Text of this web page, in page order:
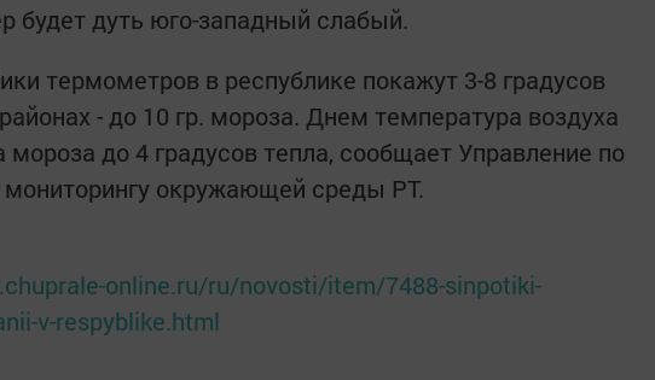
будет дуть юго-западный слабый.
термометров в республике покажут 3-8 градусов
- до 10 гр. мороза. Днем температура воздуха
мороза до 4 градусов тепла, сообщает Управление по
мониторингу окружающей среды РТ.
online.ru/ru/novosti/item/7488-sinpotiki-
v-respyblike.html